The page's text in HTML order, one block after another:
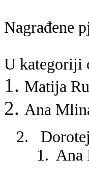
Nagrađene
U kategoriji
Matija
Ana
2.
1. Ana